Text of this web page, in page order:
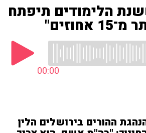
הלימודים תיפתח
00:00
ההורים בירושלים הלין